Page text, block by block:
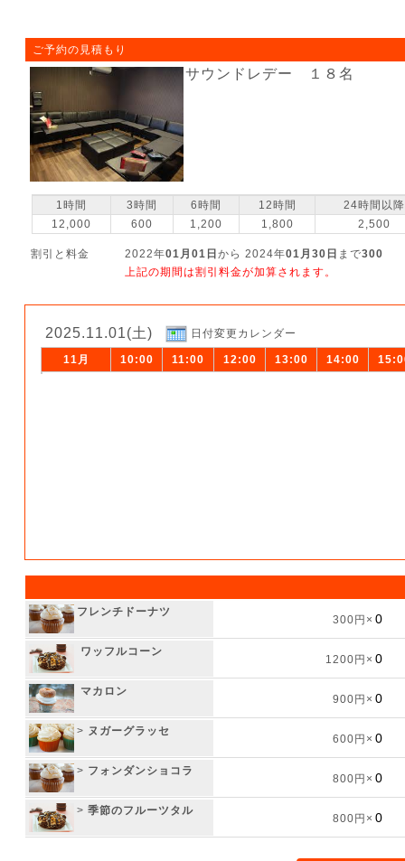
ご予約の見積もり
サウンドレデー １８名
1時間 3時間 6時間 12時間
24時間以降
12,000
600 1,200 1,800 2,500
割引と料金 2022年01月01日 から 2024年01月30日 まで300
上記の期間は割引料金が加算されます。
2025.11.01(土) 日付変更カレンダー
11月 10:00 11:00 12:00 13:00 14:00
フレンチドーナツ
300円×
ワッフルコーン
1200円×
マカロン
900円×
> ヌガーグラッセ
600円×
> フォンダンショコラ
800円×
> 季節のフルーツタル
800円×